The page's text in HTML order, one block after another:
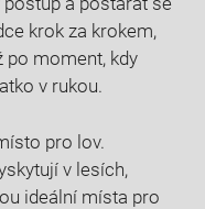
⁢krok ⁣za krokem,
po ⁣moment, kdy
‍v rukou.
pro lov.
v lesích,
ideální místa pro​